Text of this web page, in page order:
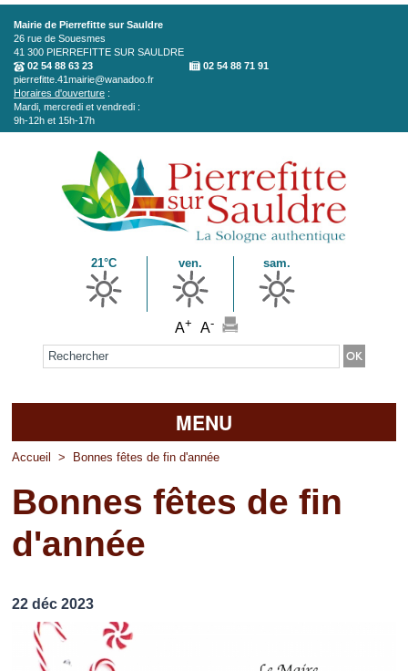
Aller au contenu principal
Mairie de Pierrefitte sur Sauldre
26 rue de Souesmes
41 300 PIERREFITTE SUR SAULDRE
02 54 88 63 23
02 54 88 71 91
pierrefitte.41mairie@wanadoo.fr
Horaires d'ouverture :
Mardi, mercredi et vendredi :
9h-12h et 15h-17h
21°C ven. sam.
A+ A-
Formulaire de recherche
MENU
Accueil
La mairie
Découvrir Pierrefitte
Vos professionnels
Loisirs
Accueil > Bonnes fêtes de fin d'année
Bonnes fêtes de fin
d'année
22 déc 2023